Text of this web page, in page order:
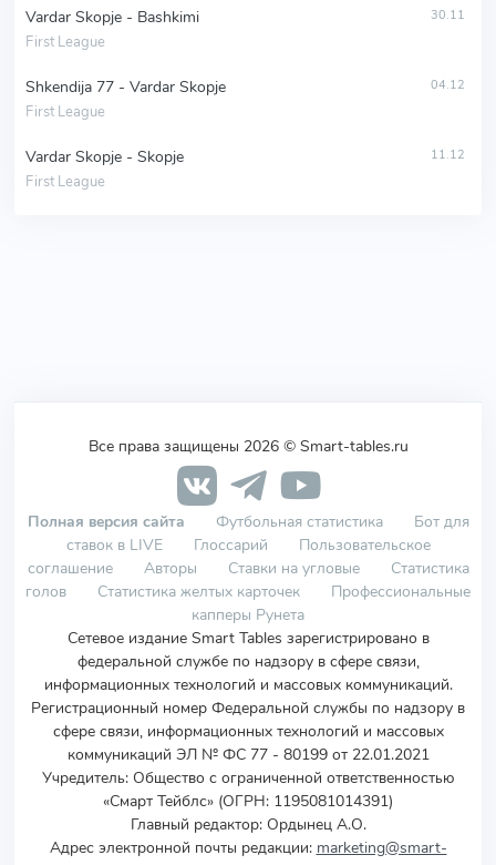
Vardar Skopje - Bashkimi
First League
30.11
Shkendija 77 - Vardar Skopje
First League
04.12
Vardar Skopje - Skopje
First League
11.12
Все права защищены 2026 © Smart-tables.ru
Полная версия сайта Футбольная статистика
Бот для
ставок в LIVE
Глоссарий
Пользовательское
соглашение
Авторы Ставки на угловые
Статистика
голов
Статистика желтых карточек
Профессиональные
капперы Рунета
Сетевое издание Smart Tables зарегистрировано в
федеральной службе по надзору в сфере связи,
информационных технологий и массовых коммуникаций.
Регистрационный номер Федеральной службы по надзору в
сфере связи, информационных технологий и массовых
коммуникаций ЭЛ № ФС 77 - 80199 от 22.01.2021
Учредитель: Общество с ограниченной ответственностью
«Смарт Тейблс» (ОГРН: 1195081014391)
Главный редактор: Ордынец А.О.
Адрес электронной почты редакции: marketing@smart-